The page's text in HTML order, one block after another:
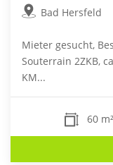
Bad Hersfeld
Mieter gesucht,
Souterrain 2ZKB,
KM...
60 m²